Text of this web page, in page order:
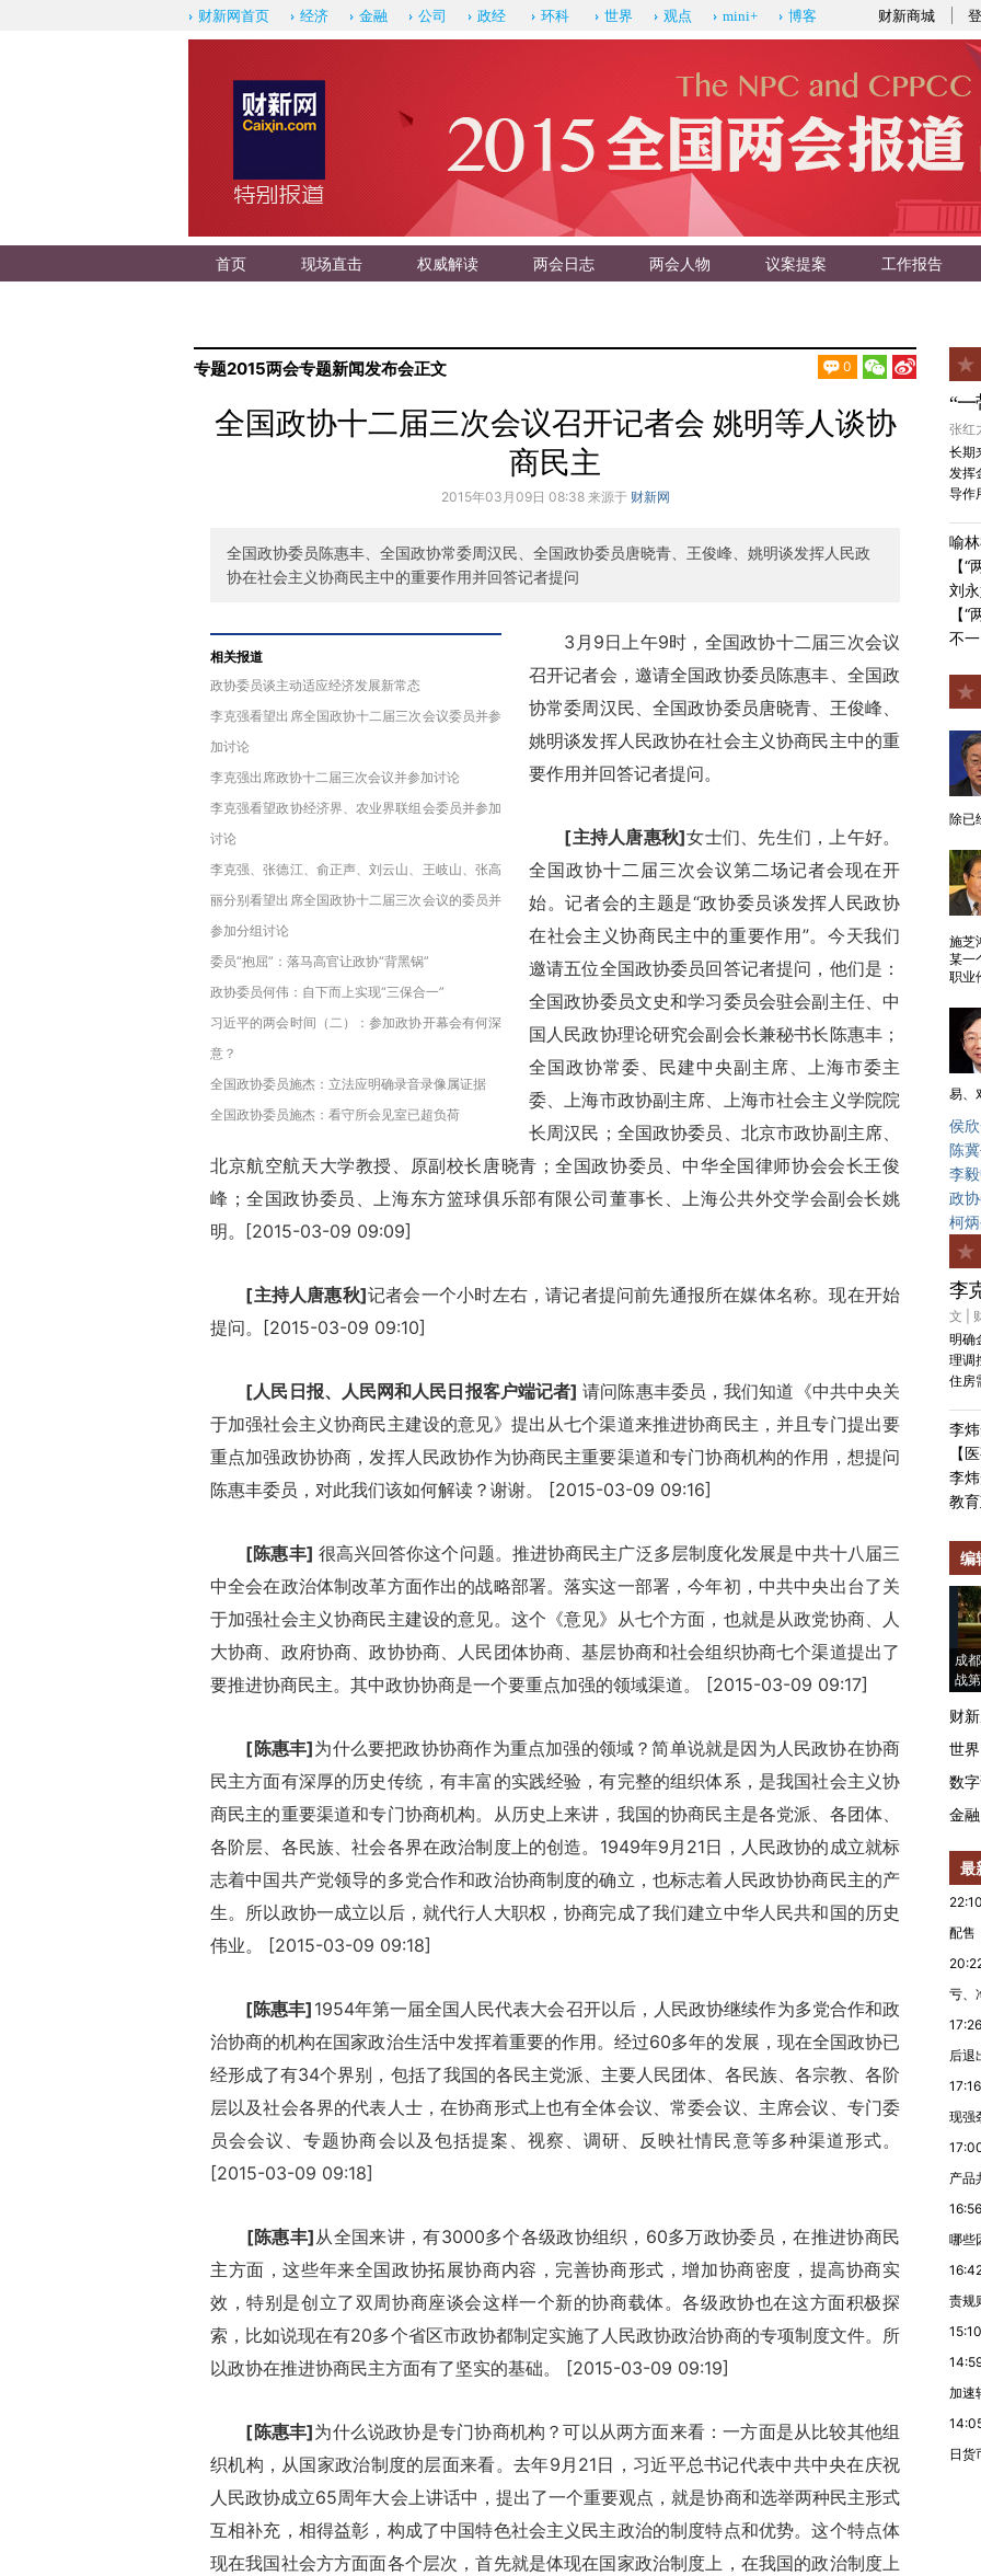
财新商城
财新网首页 经济 金融 公司 政经 环科 世界 观点 mini+ 博客
首页 现场直击 权威解读 两会日志 两会人物 议案提案 工作报告
专题2015两会专题新闻发布会正文 0
全国政协十二届三次会议召开记者会 姚明等人谈协
商民主
2015年03月09日 08:38 来源于 财新网
全国政协委员陈惠丰、全国政协常委周汉民、全国政协委员唐晓青、王俊峰、姚明谈发挥人民政
协在社会主义协商民主中的重要作用并回答记者提问
相关报道
政协委员谈主动适应经济发展新常态
李克强看望出席全国政协十二届三次会议委员并参
加讨论
李克强出席政协十二届三次会议并参加讨论
李克强看望政协经济界、农业界联组会委员并参加
讨论
李克强、张德江、俞正声、刘云山、王岐山、张高
丽分别看望出席全国政协十二届三次会议的委员并
参加分组讨论
委员“抱屈”：落马高官让政协“背黑锅”
政协委员何伟：自下而上实现“三保合一”
习近平的两会时间（二）：参加政协开幕会有何深
意？
全国政协委员施杰：立法应明确录音录像属证据
全国政协委员施杰：看守所会见室已超负荷
3月9日上午9时，全国政协十二届三次会议
召开记者会，邀请全国政协委员陈惠丰、全国政
协常委周汉民、全国政协委员唐晓青、王俊峰、
姚明谈发挥人民政协在社会主义协商民主中的重
要作用并回答记者提问。
[主持人唐惠秋]女士们、先生们，上午好。
全国政协十二届三次会议第二场记者会现在开
始。记者会的主题是“政协委员谈发挥人民政协
在社会主义协商民主中的重要作用”。今天我们
邀请五位全国政协委员回答记者提问，他们是：
全国政协委员文史和学习委员会驻会副主任、中
国人民政协理论研究会副会长兼秘书长陈惠丰；
全国政协常委、民建中央副主席、上海市委主
委、上海市政协副主席、上海市社会主义学院院
长周汉民；全国政协委员、北京市政协副主席、
北京航空航天大学教授、原副校长唐晓青；全国政协委员、中华全国律师协会会长王俊
峰；全国政协委员、上海东方篮球俱乐部有限公司董事长、上海公共外交学会副会长姚
明。[2015-03-09 09:09]
[主持人唐惠秋]记者会一个小时左右，请记者提问前先通报所在媒体名称。现在开始
提问。[2015-03-09 09:10]
[人民日报、人民网和人民日报客户端记者]请问陈惠丰委员，我们知道《中共中央关
于加强社会主义协商民主建设的意见》提出从七个渠道来推进协商民主，并且专门提出要
重点加强政协协商，发挥人民政协作为协商民主重要渠道和专门协商机构的作用，想提问
陈惠丰委员，对此我们该如何解读？谢谢。 [2015-03-09 09:16]
[陈惠丰] 很高兴回答你这个问题。推进协商民主广泛多层制度化发展是中共十八届三
中全会在政治体制改革方面作出的战略部署。落实这一部署，今年初，中共中央出台了关
于加强社会主义协商民主建设的意见。这个《意见》从七个方面，也就是从政党协商、人
大协商、政府协商、政协协商、人民团体协商、基层协商和社会组织协商七个渠道提出了
要推进协商民主。其中政协协商是一个要重点加强的领域渠道。 [2015-03-09 09:17]
[陈惠丰]为什么要把政协协商作为重点加强的领域？简单说就是因为人民政协在协商
民主方面有深厚的历史传统，有丰富的实践经验，有完整的组织体系，是我国社会主义协
商民主的重要渠道和专门协商机构。从历史上来讲，我国的协商民主是各党派、各团体、
各阶层、各民族、社会各界在政治制度上的创造。1949年9月21日，人民政协的成立就标
志着中国共产党领导的多党合作和政治协商制度的确立，也标志着人民政协协商民主的产
生。所以政协一成立以后，就代行人大职权，协商完成了我们建立中华人民共和国的历史
伟业。 [2015-03-09 09:18]
[陈惠丰] 1954年第一届全国人民代表大会召开以后，人民政协继续作为多党合作和政
治协商的机构在国家政治生活中发挥着重要的作用。经过60多年的发展，现在全国政协已
经形成了有34个界别，包括了我国的各民主党派、主要人民团体、各民族、各宗教、各阶
层以及社会各界的代表人士，在协商形式上也有全体会议、常委会议、主席会议、专门委
员会会议、专题协商会以及包括提案、视察、调研、反映社情民意等多种渠道形式。
[2015-03-09 09:18]
[陈惠丰]从全国来讲，有3000多个各级政协组织，60多万政协委员，在推进协商民
主方面，这些年来全国政协拓展协商内容，完善协商形式，增加协商密度，提高协商实
效，特别是创立了双周协商座谈会这样一个新的协商载体。各级政协也在这方面积极探
索，比如说现在有20多个省区市政协都制定实施了人民政协政治协商的专项制度文件。所
以政协在推进协商民主方面有了坚实的基础。 [2015-03-09 09:19]
[陈惠丰]为什么说政协是专门协商机构？可以从两方面来看：一方面是从比较其他组
织机构，从国家政治制度的层面来看。去年9月21日，习近平总书记代表中共中央在庆祝
人民政协成立65周年大会上讲话中，提出了一个重要观点，就是协商和选举两种民主形式
互相补充，相得益彰，构成了中国特色社会主义民主政治的制度特点和优势。这个特点体
现在我国社会方方面面各个层次，首先就是体现在国家政治制度上，在我国的政治制度上
“
张红
长期
发挥
导作
喻
【
刘
【
不一
除已
施芝
某一
职业
易、
侯
陈
李
政
柯
李
文 |
明确
理调
住房
李
【
李
教
编
成
战
财
世界
数
金融
最
配售
亏、
17:26
后退
17:16
现强
产品
16:56
哪些
责规
15:10
加速
日货